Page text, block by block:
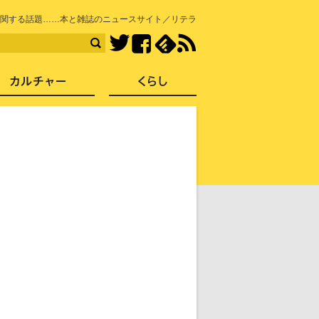
する話題……本と雑誌のニュースサイト／リテラ
TwitterFacebook
社会